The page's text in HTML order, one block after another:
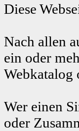
Diese
Nach allen
ein oder
Webkatalog
Wer einen
oder